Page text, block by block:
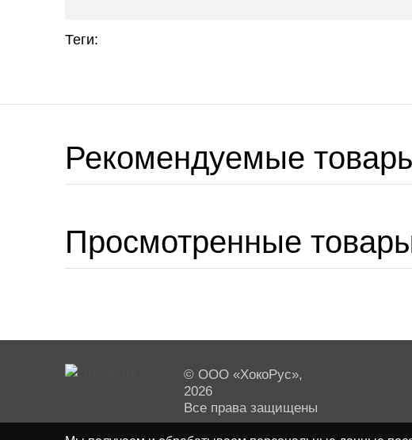
Теги:
Рекомендуемые
Просмотренные
© ООО «ХокоРус»,
2026
Все права защищены